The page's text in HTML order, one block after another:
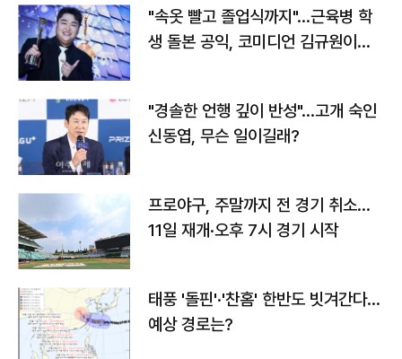
"속옷 빨고 졸업식까지"…근육병 학
생 돌본 공익, 코미디언 김규원이었
"경솔한 언행 깊이 반성"…고개 숙인
신동엽, 무슨 일이길래?
프로야구, 주말까지 전 경기 취소…
11일 재개·오후 7시 경기 시작
태풍 '돌핀'·'찬홈' 한반도 빗겨간다…
예상 경로는?